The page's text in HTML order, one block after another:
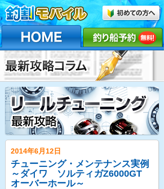
2014年6月12日
チューニング・メンテナンス実例
～ダイワ ソルティガZ6000GT
オーバーホール～